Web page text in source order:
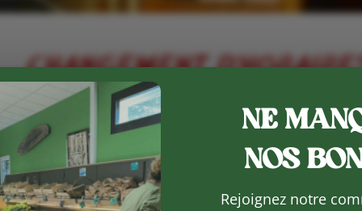
NE
NOS
Rejoignez notre